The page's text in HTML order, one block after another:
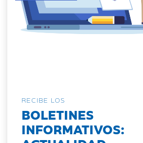
RECIBE LOS
BOLETINES
INFORMATIVOS: